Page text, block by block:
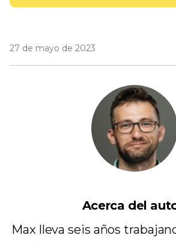
27 de mayo de 2023
Acerca del
Max lleva seis años